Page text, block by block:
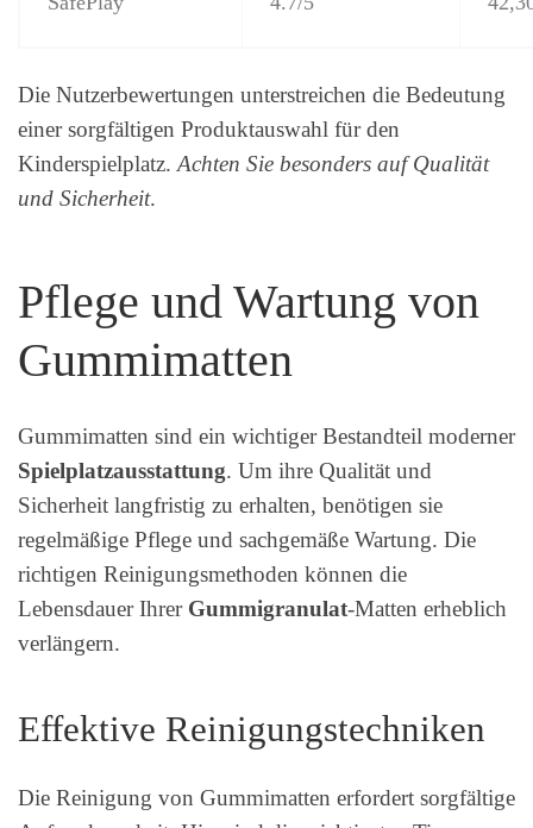
Die Nutzerbewertungen unterstreichen die Bedeutung
einer sorgfältigen Produktauswahl für den
Kinderspielplatz. Achten Sie besonders auf Qualität
und Sicherheit.
Pflege und Wartung von
Gummimatten
Gummimatten sind ein wichtiger Bestandteil moderner
Spielplatzausstattung. Um ihre Qualität und
Sicherheit langfristig zu erhalten, benötigen sie
regelmäßige Pflege und sachgemäße Wartung. Die
richtigen Reinigungsmethoden können die
Lebensdauer Ihrer Gummigranulat-Matten erheblich
verlängern.
Effektive Reinigungstechniken
Die Reinigung von Gummimatten erfordert sorgfältige